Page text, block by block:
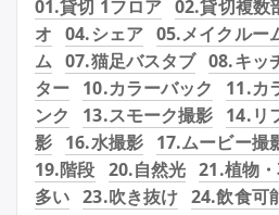
01.貸切 1フロア 02.貸切複数
オ
04.シェア 05.メイクルー
ム 07.猫足バスタブ 08.キッ
ター 10.カラーバック 11.カ
ンク
13.スモーク撮影 14.リ
影 16.水撮影 17.ムービー撮
19.階段 20.自然光 21.植物
多い 23.吹き抜け 24.飲食可